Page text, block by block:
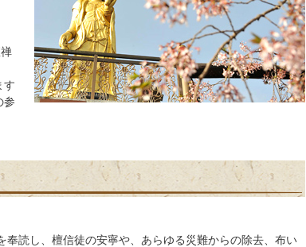
す
参
奉読し、檀信徒の安寧や、あらゆる災難からの除去、布い